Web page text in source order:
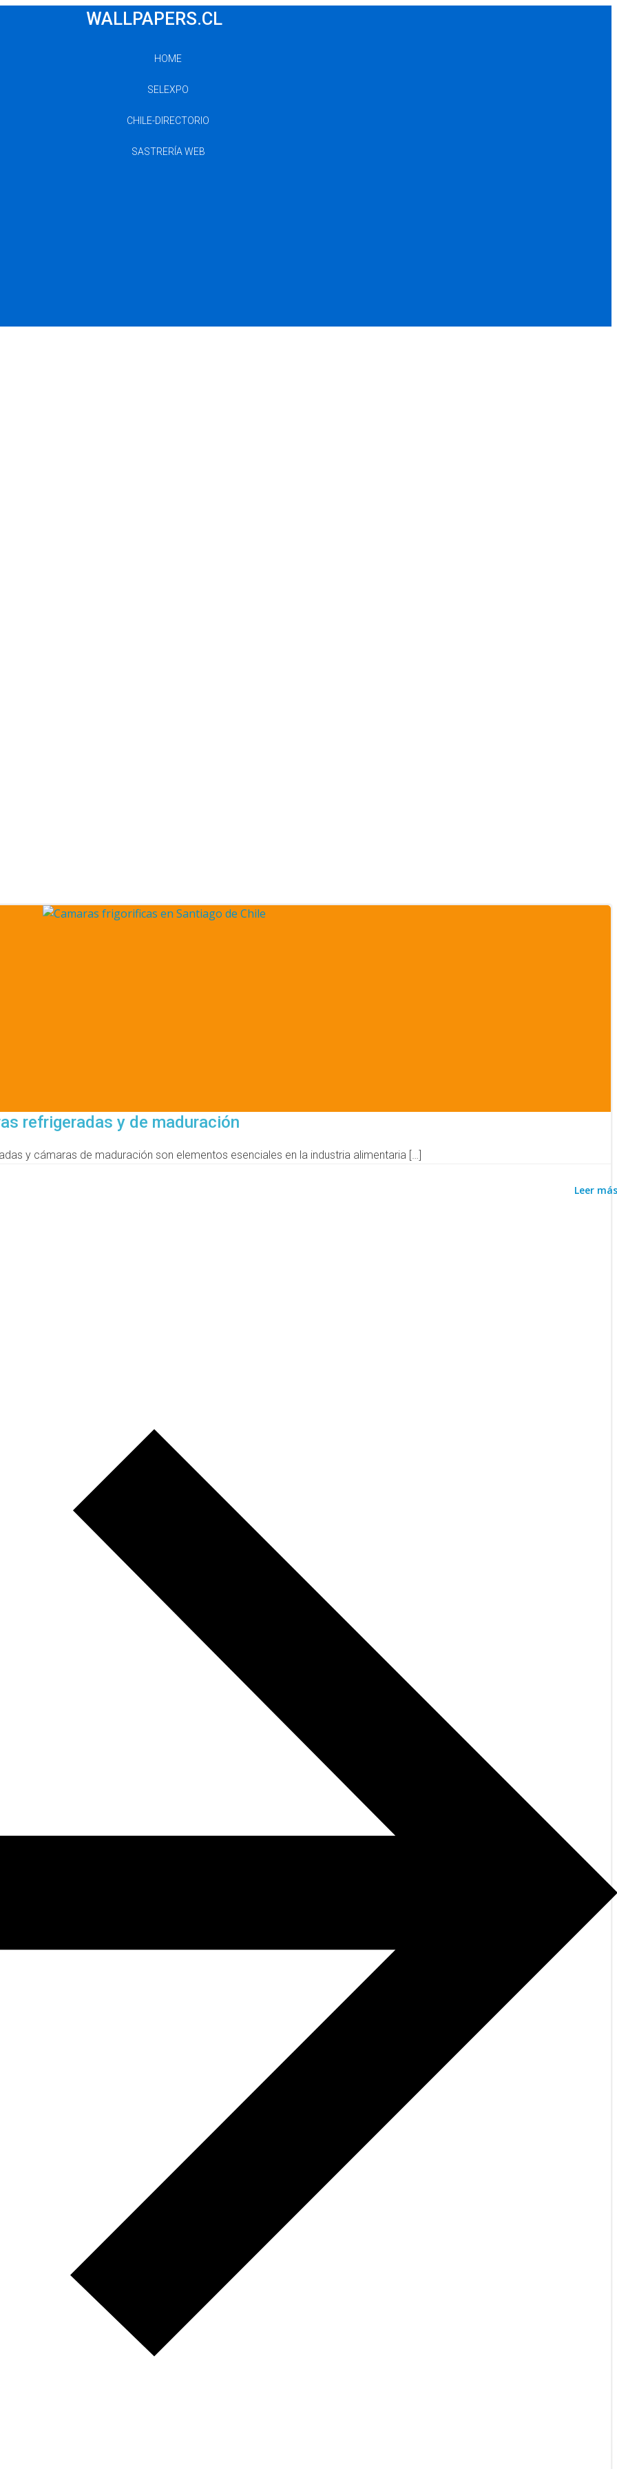
WALLPAPERS.CL
HOME
SELEXPO
CHILE-DIRECTORIO
SASTRERÍA WEB
refrigeradas y de maduración
y cámaras de maduración son elementos esenciales en la industria alimentaria […]
Leer más